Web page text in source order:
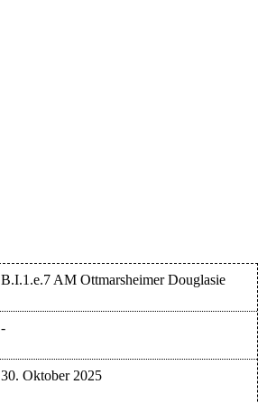
B.I.1.e.7 AM Ottmarsheimer Douglasie
-
30. Oktober 2025